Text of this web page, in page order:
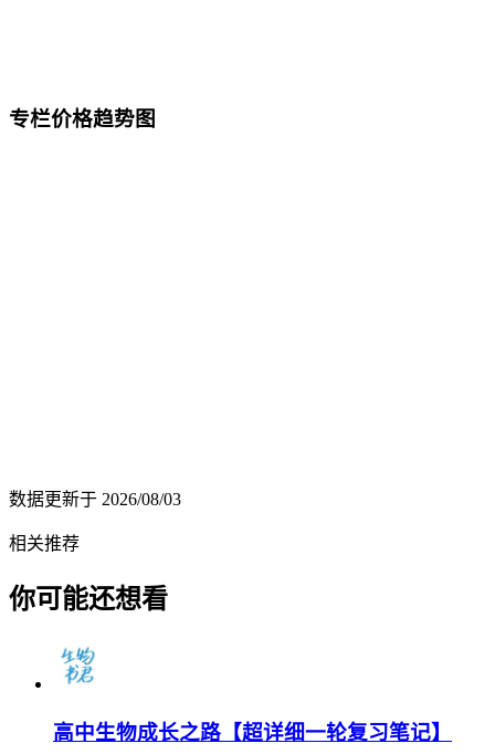
专栏价格趋势图
数据更新于 2026/08/03
相关推荐
你可能还想看
高中生物成长之路【超详细一轮复习笔记】